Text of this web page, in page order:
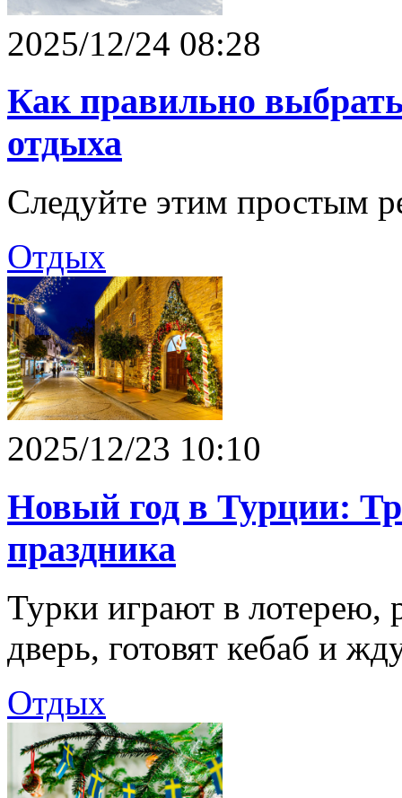
2025/12/24 08:28
Как правильно
отдыха
Следуйте этим простым
Отдых
2025/12/23 10:10
Новый год в Турции:
праздника
Турки играют в лотерею,
дверь, готовят кебаб и
Отдых